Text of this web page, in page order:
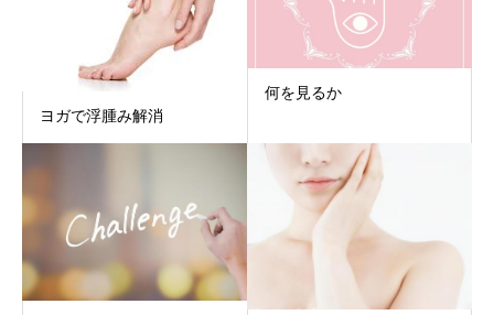
ヨガで浮腫み解消
何を見るか